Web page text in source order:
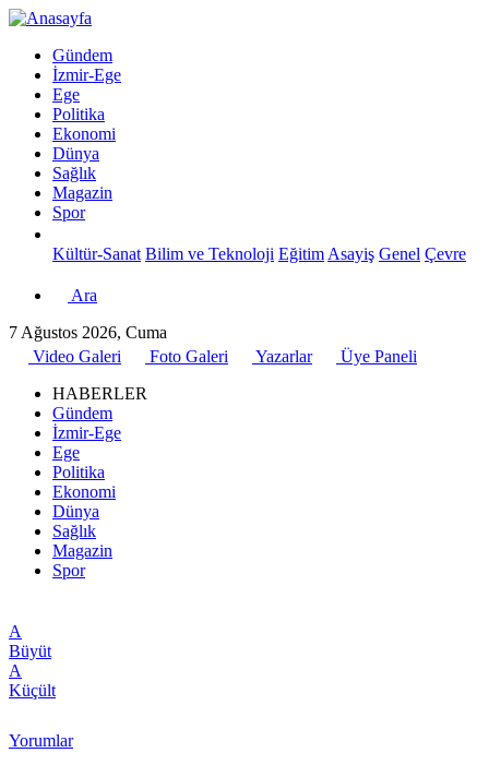
Gündem
İzmir-Ege
Ege
Politika
Ekonomi
Dünya
Sağlık
Magazin
Spor
Kültür-Sanat Bilim ve Teknoloji Eğitim Asayiş Genel Çevre
Ara
7 Ağustos 2026, Cuma
Video Galeri
Foto Galeri Yazarlar
Üye Paneli
HABERLER
Gündem
İzmir-Ege
Ege
Politika
Ekonomi
Dünya
Sağlık
Magazin
Spor
A
Büyüt
A
Küçült
Yorumlar